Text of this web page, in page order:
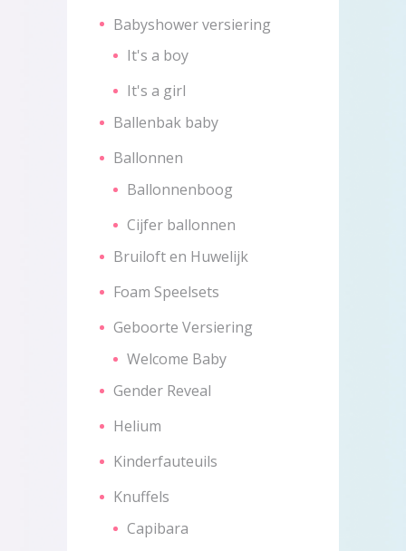
Babyshower versiering
It's a boy
It's a girl
Ballenbak baby
Ballonnen
Ballonnenboog
Cijfer ballonnen
Bruiloft en Huwelijk
Foam Speelsets
Geboorte Versiering
Welcome Baby
Gender Reveal
Helium
Kinderfauteuils
Knuffels
Capibara